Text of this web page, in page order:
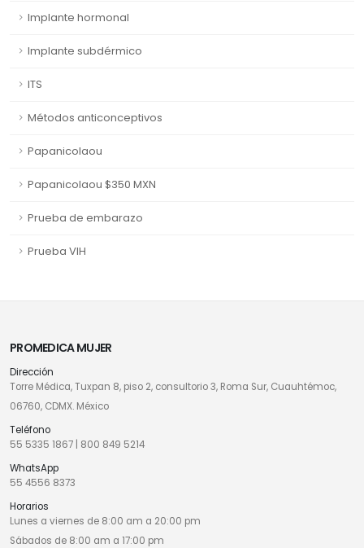
Implante hormonal
Implante subdérmico
ITS
Métodos anticonceptivos
Papanicolaou
Papanicolaou $350 MXN
Prueba de embarazo
Prueba VIH
PROMEDICA MUJER
Dirección
Torre Médica, Tuxpan 8, piso 2, consultorio 3, Roma Sur, Cuauhtémoc,
06760, CDMX. México
Teléfono
55 5335 1867 | 800 849 5214
WhatsApp
55 4556 8373
Horarios
Lunes a viernes de 8:00 am a 20:00 pm
Sábados de 8:00 am a 17:00 pm